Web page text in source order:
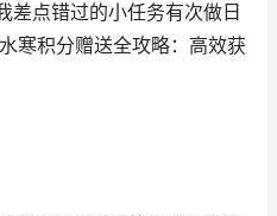
差点错过的小任务有次做日
寒积分赠送全攻略：高效获